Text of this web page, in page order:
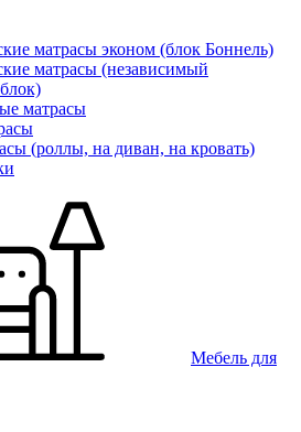
матрасы эконом (блок Боннель)
матрасы (независимый
матрасы
(роллы, на диван, на кровать)
Мебель для